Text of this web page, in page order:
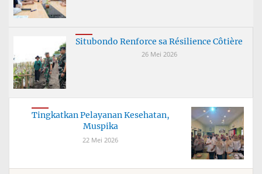
Situbondo Renforce sa Résilience Côtière
26 Mei 2026
Tingkatkan Pelayanan Kesehatan,
Muspika
22 Mei 2026